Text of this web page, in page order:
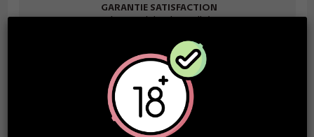
GARANTIE SATISFACTION
des produits de qualité